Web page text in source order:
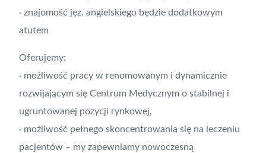
· znajomość jęz. angielskiego będzie dodatkowym
atutem
Oferujemy:
· możliwość pracy w renomowanym i dynamicznie
rozwijającym się Centrum Medycznym o stabilnej i
ugruntowanej pozycji rynkowej,
· możliwość pełnego skoncentrowania się na leczeniu
pacjentów – my zapewniamy nowoczesną